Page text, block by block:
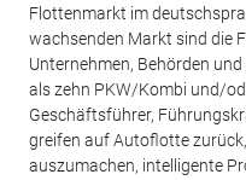
Flottenmarkt im
wachsenden Markt sind die
Unternehmen, Behörden
als zehn PKW/Kombi und/
Geschäftsführer,
greifen auf Autoflotte
auszumachen, intelligente